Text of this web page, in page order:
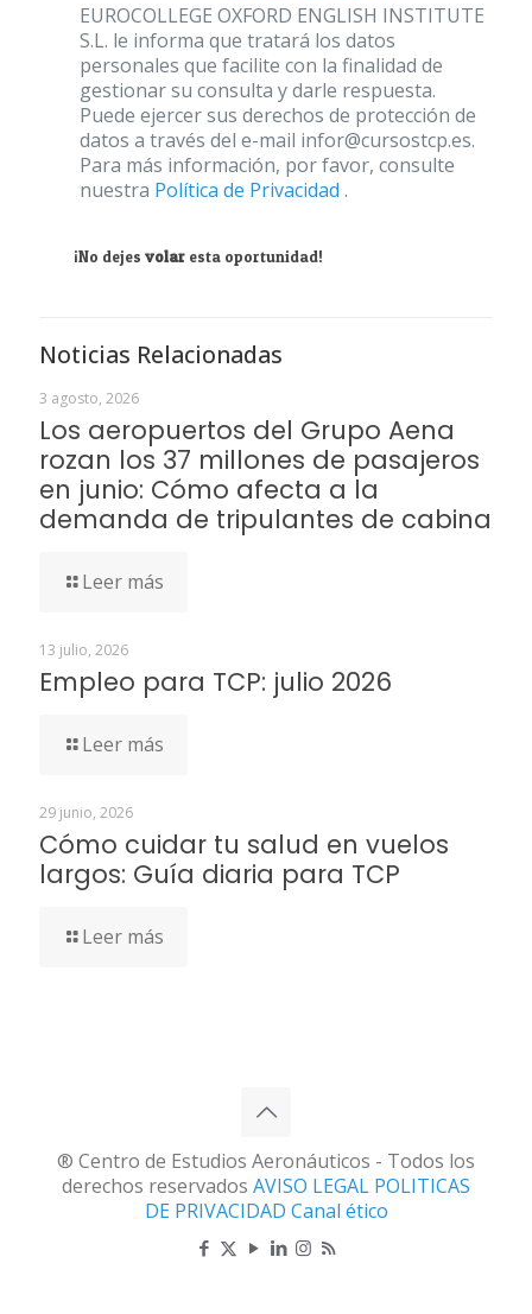
EUROCOLLEGE OXFORD ENGLISH INSTITUTE
S.L. le informa que tratará los datos
personales que facilite con la finalidad de
gestionar su consulta y darle respuesta.
Puede ejercer sus derechos de protección de
datos a través del e-mail infor@cursostcp.es.
Para más información, por favor, consulte
nuestra Política de Privacidad .
¡No dejes volaresta oportunidad!
Noticias Relacionadas
3 agosto, 2026
Los aeropuertos del Grupo Aena
rozan los 37 millones de pasajeros
en junio: Cómo afecta a la
demanda de tripulantes de cabina
Leer más
13 julio, 2026
Empleo para TCP: julio 2026
Leer más
29 junio, 2026
Cómo cuidar tu salud en vuelos
largos: Guía diaria para TCP
Leer más
® Centro de Estudios Aeronáuticos - Todos los
derechos reservados AVISO LEGAL POLITICAS
DE PRIVACIDAD Canal ético